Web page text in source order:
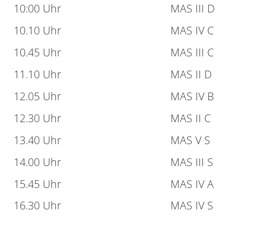
10:00 Uhr
MAS III D
10.10 Uhr
MAS IV C
10.45 Uhr
MAS III C
11.10 Uhr
MAS II D
12.05 Uhr
MAS IV B
12.30 Uhr
MAS II C
13.40 Uhr
MAS V S
14.00 Uhr
MAS III S
15.45 Uhr
MAS IV A
16.30 Uhr
MAS IV S